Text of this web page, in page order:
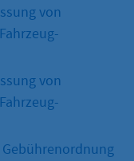
von
von